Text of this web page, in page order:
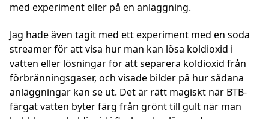
med experiment eller på en anläggning.
Jag hade även tagit med ett experiment med en soda
streamer för att visa hur man kan lösa koldioxid i
vatten eller lösningar för att separera koldioxid från
förbränningsgaser, och visade bilder på hur sådana
anläggningar kan se ut. Det är rätt magiskt när BTB-
färgat vatten byter färg från grönt till gult när man